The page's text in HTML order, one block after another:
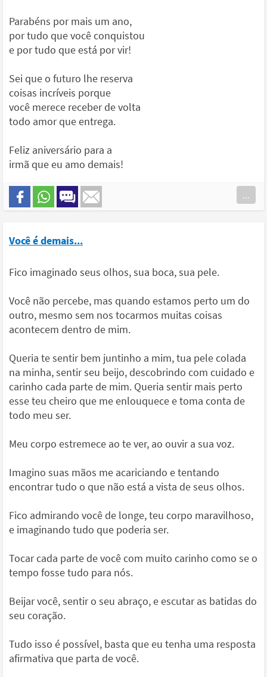
Parabéns por mais um ano,
por tudo que você conquistou
e por tudo que está por vir!
Sei que o futuro lhe reserva
coisas incríveis porque
você merece receber de volta
todo amor que entrega.
Feliz aniversário para a
irmã que eu amo demais!
...
Você é demais...
Fico imaginado seus olhos, sua boca, sua pele.
Você não percebe, mas quando estamos perto um do
outro, mesmo sem nos tocarmos muitas coisas
acontecem dentro de mim.
Queria te sentir bem juntinho a mim, tua pele colada
na minha, sentir seu beijo, descobrindo com cuidado e
carinho cada parte de mim. Queria sentir mais perto
esse teu cheiro que me enlouquece e toma conta de
todo meu ser.
Meu corpo estremece ao te ver, ao ouvir a sua voz.
Imagino suas mãos me acariciando e tentando
encontrar tudo o que não está a vista de seus olhos.
Fico admirando você de longe, teu corpo maravilhoso,
e imaginando tudo que poderia ser.
Tocar cada parte de você com muito carinho como se o
tempo fosse tudo para nós.
Beijar você, sentir o seu abraço, e escutar as batidas do
seu coração.
Tudo isso é possível, basta que eu tenha uma resposta
afirmativa que parta de você.